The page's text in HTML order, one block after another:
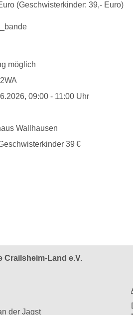
(Geschwisterkinder: 39,- Euro)
möglich
09:00 - 11:00 Uhr
Wallhausen
39 €
Crailsheim-Land e.V.
der Jagst